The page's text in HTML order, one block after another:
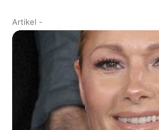
Artikel -